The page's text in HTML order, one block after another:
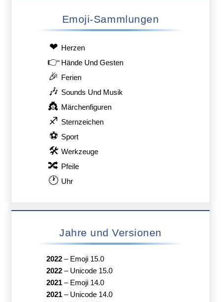
Emoji-Sammlungen
❤ Herzen
👉 Hände Und Gesten
🎉 Ferien
🎶 Sounds Und Musik
👸 Märchenfiguren
♐ Sternzeichen
⚽ Sport
🛠 Werkzeuge
🔀 Pfeile
🕐 Uhr
Jahre und Versionen
2022– Emoji 15.0
2022– Unicode 15.0
2021– Emoji 14.0
2021– Unicode 14.0